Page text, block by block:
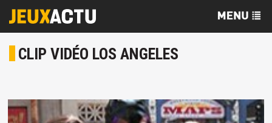
CLIP VIDÉO LOS ANGELES